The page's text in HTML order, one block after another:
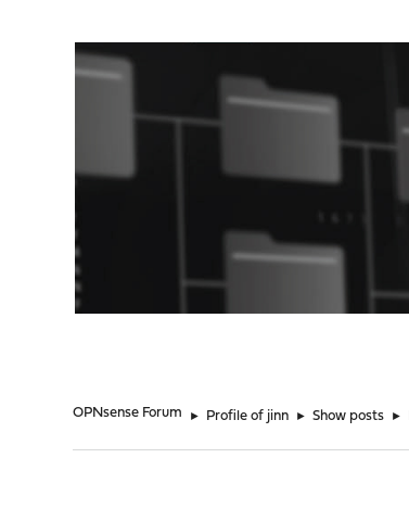
OPNsense Forum ► Profile of jinn ► Show posts ►